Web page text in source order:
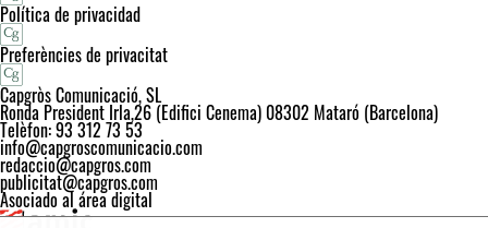
Política de privacidad
Preferències de privacitat
Capgròs Comunicació, SL
Ronda President Irla,26 (Edifici Cenema) 08302 Mataró (Barcelona)
Telèfon: 93 312 73 53
info@capgroscomunicacio.com
redaccio@capgros.com
publicitat@capgros.com
Asociado al área digital